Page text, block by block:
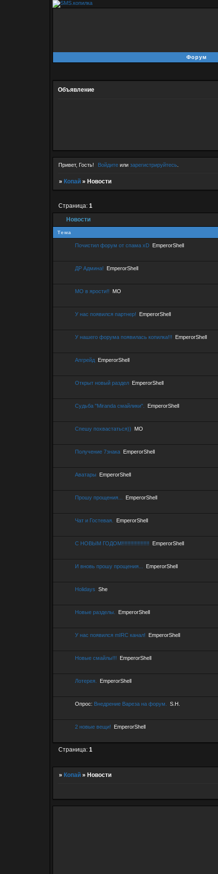
Форум
Объявление
Привет, Гость! Войдите илизарегистрируйтесь
» Копай » Новости
Новости
Страница: 1
Тема
Почистил форум от спама xD EmperorShell
ДР Админа! EmperorShell
МО в ярости!! МО
У нас появился партнер! EmperorShell
У нашего форума появилась копилка!!! EmperorShell
Апгрейд EmperorShell
Открыт новый раздел EmperorShell
Судьба "Miranda смайлики". EmperorShell
Спешу похвастаться)) МО
Получение 7знака EmperorShell
Аватары EmperorShell
Прошу прощения... EmperorShell
Чат и Гостевая. EmperorShell
C НОВЫМ ГОДОМ!!!!!!!!!!!!!!!!!!! EmperorShell
И вновь прошу прощения... EmperorShell
Holidays She
Новые разделы. EmperorShell
У нас появился mIRC канал! EmperorShell
Новые смайлы!!! EmperorShell
Лотерея. EmperorShell
Опрос: Внедрение Вареза на форум. S.H.
2 новые вещи! EmperorShell
Страница: 1
» Копай » Новости